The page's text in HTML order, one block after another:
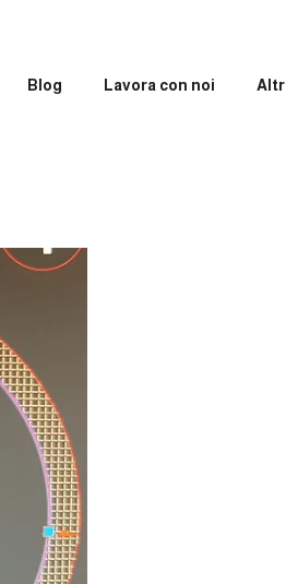
Blog Lavora con noi